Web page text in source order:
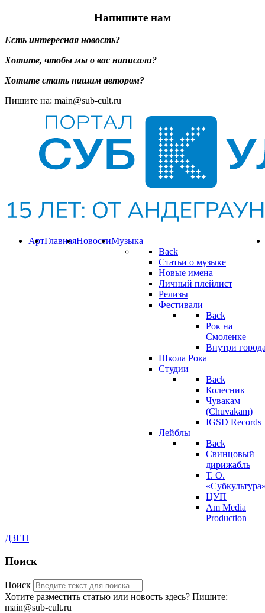
Напишите нам
Есть интересная новость?
Хотите, чтобы мы о вас написали?
Хотите стать нашим автором?
Пишите на: main@sub-cult.ru
Музыка
Back
Статьи о музыке
Новые имена
Личный плейлист
Релизы
Фестивали
Back
Рок на
Смоленке
Внутри
Школа Рока
Студии
Back
Колесник
Чувакам
(Chuvakam)
IGSD Records
Лейблы
Back
Свинцовый
дирижабль
Т. О.
ЦУП
Am Media
Production
Новости
Главная
Арт
ДЗЕН
Поиск
Поиск
Хотите разместить статью или новость здесь? Пишите:
main@sub-cult.ru